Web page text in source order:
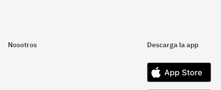
Nosotros Descarga la app